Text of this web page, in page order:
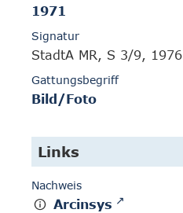
1971
Signatur
StadtA MR, S 3/9, 1976
Gattungsbegriff
Bild/Foto
Links
Nachweis
Arcinsys